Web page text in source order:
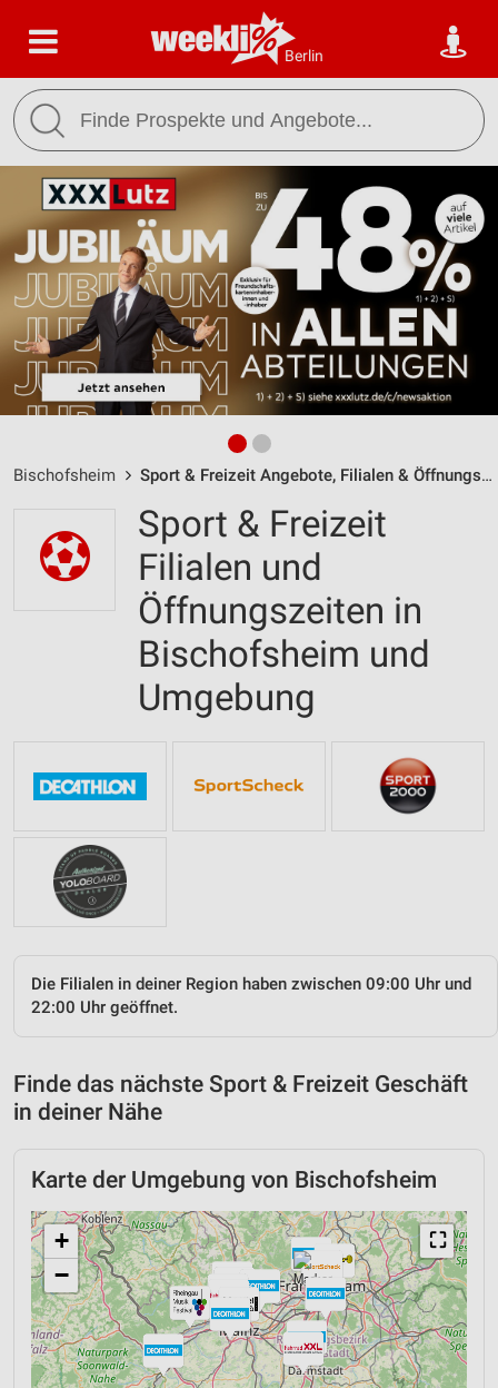
Berlin
Bischofsheim Sport & Freizeit Angebote, Filialen & Öffnungszeiten
Sport & Freizeit
Filialen und
Öffnungszeiten in
Bischofsheim und
Umgebung
Die Filialen in deiner Region haben zwischen 09:00 Uhr und
22:00 Uhr geöffnet.
Finde das nächste Sport & Freizeit Geschäft
in deiner Nähe
Karte der Umgebung von Bischofsheim
⛶
+
−